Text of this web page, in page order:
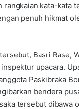
rangkaian kata-kata
penuh hikmat
Basri Rase,
upacara.
Paskibraka
bendera
tersebut dibawa